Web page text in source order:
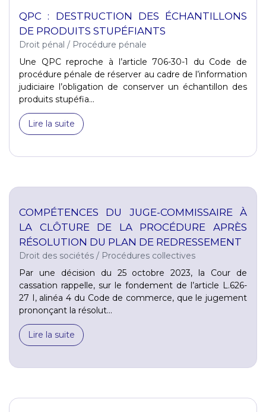
QPC : DESTRUCTION DES ÉCHANTILLONS
DE PRODUITS STUPÉFIANTS
Droit pénal / Procédure pénale
Une QPC reproche à l’article 706-30-1 du Code de
procédure pénale de réserver au cadre de l’information
judiciaire l’obligation de conserver un échantillon des
produits stupéfia...
Lire la suite
COMPÉTENCES DU JUGE-COMMISSAIRE À
LA CLÔTURE DE LA PROCÉDURE APRÈS
RÉSOLUTION DU PLAN DE REDRESSEMENT
Droit des sociétés / Procédures collectives
Par une décision du 25 octobre 2023, la Cour de
cassation rappelle, sur le fondement de l’article L.626-
27 I, alinéa 4 du Code de commerce, que le jugement
prononçant la résolut...
Lire la suite